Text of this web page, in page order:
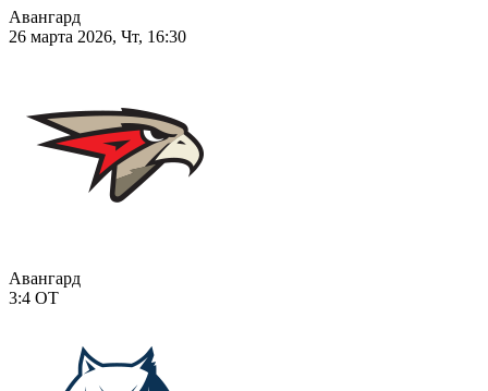
Авангард
26 марта 2026, Чт, 16:30
Авангард
3:4 ОТ